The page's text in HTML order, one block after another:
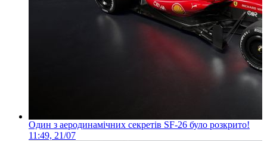
Один з аеродинамічних секретів SF-26 було розкрито!
11:49, 21/07